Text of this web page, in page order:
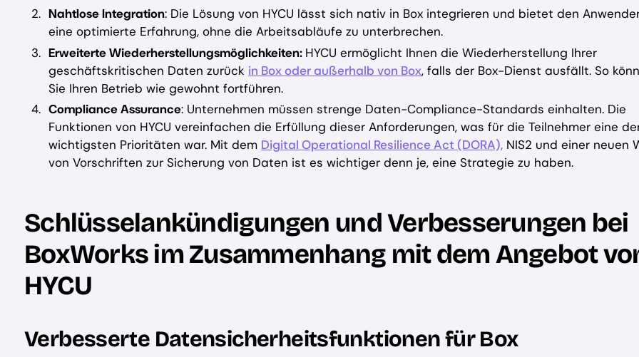
Nahtlose Integration: Die Lösung von HYCU lässt sich nativ in Box integrieren und bietet den
eine optimierte Erfahrung, ohne die Arbeitsabläufe zu unterbrechen.
Erweiterte Wiederherstellungsmöglichkeiten: HYCU ermöglicht Ihnen die Wiederherstellung Ihrer
geschäftskritischen Daten zurück in Box oder außerhalb von Box, falls der Box-Dienst ausfällt. So
Sie Ihren Betrieb wie gewohnt fortführen.
Compliance Assurance: Unternehmen müssen strenge Daten-Compliance-Standards einhalten. Die
Funktionen von HYCU vereinfachen die Erfüllung dieser Anforderungen, was für die Teilnehmer eine
wichtigsten Prioritäten war. Mit dem Digital Operational Resilience Act (DORA), NIS2 und einer neuen
von Vorschriften zur Sicherung von Daten ist es wichtiger denn je, eine Strategie zu haben.
Schlüsselankündigungen und Verbesserungen bei
BoxWorks im Zusammenhang mit dem Angebot
HYCU
Verbesserte Datensicherheitsfunktionen für Box